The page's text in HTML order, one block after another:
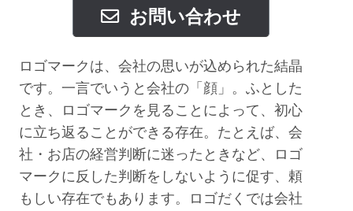
お問い合わせ
ロゴマークは、会社の思いが込められた結晶
です。一言でいうと会社の「顔」。ふとした
とき、ロゴマークを見ることによって、初心
に立ち返ることができる存在。たとえば、会
社・お店の経営判断に迷ったときなど、ロゴ
マークに反した判断をしないように促す、頼
もしい存在でもあります。ロゴだくでは会社